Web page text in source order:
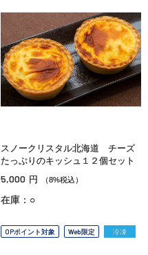
スノークリスタル北海道 チーズ
たっぷりのキッシュ１２個セット
5,000 円 （8%税込）
在庫：○
OPポイント対象 Web限定 冷凍